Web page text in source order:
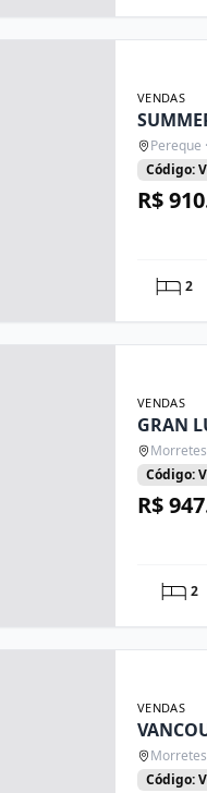
VENDAS
Pereque
Código:
R$
2
VENDAS
GRAN
Código:
R$
2
VENDAS
Código: